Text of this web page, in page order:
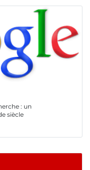
: un
siècle